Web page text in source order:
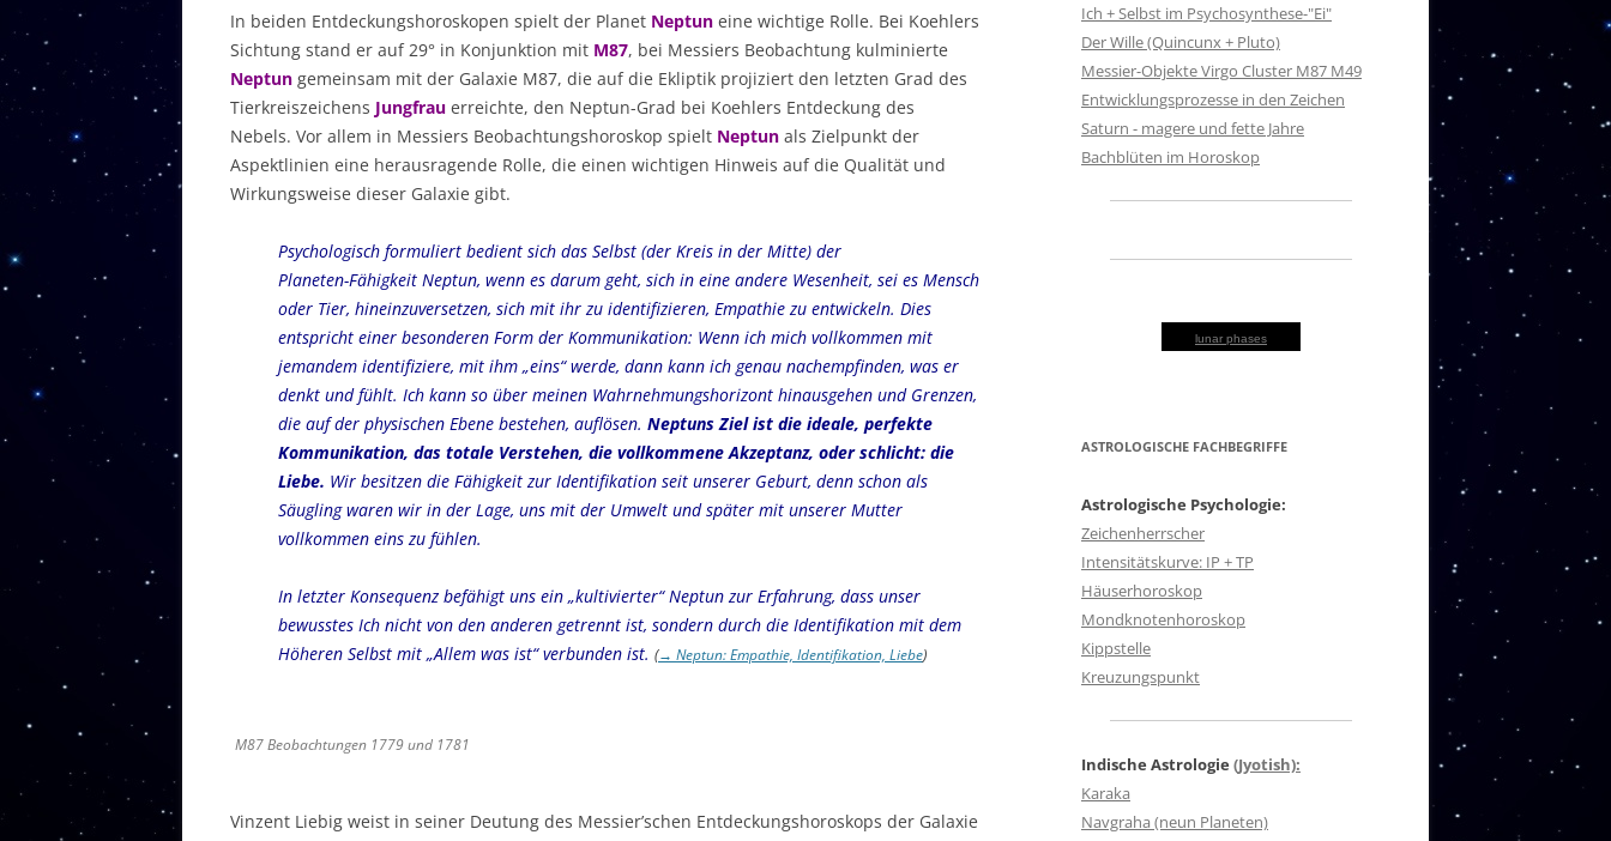
In beiden Entdeckungshoroskopen spielt der Planet Neptun eine wichtige Rolle. Bei Koehlers
Sichtung stand er auf 29° in Konjunktion mit M87, bei Messiers Beobachtung kulminierte
Neptun gemeinsam mit der Galaxie M87, die auf die Ekliptik projiziert den letzten Grad des
Tierkreiszeichens Jungfrau erreichte, den Neptun-Grad bei Koehlers Entdeckung des
Nebels. Vor allem in Messiers Beobachtungshoroskop spielt Neptun als Zielpunkt der
Aspektlinien eine herausragende Rolle, die einen wichtigen Hinweis auf die Qualität und
Wirkungsweise dieser Galaxie gibt.
Psychologisch formuliert bedient sich das Selbst (der Kreis in der Mitte) der
Planeten-Fähigkeit Neptun, wenn es darum geht, sich in eine andere Wesenheit, sei es Mensch
oder Tier, hineinzuversetzen, sich mit ihr zu identifizieren, Empathie zu entwickeln. Dies
entspricht einer besonderen Form der Kommunikation: Wenn ich mich vollkommen mit
jemandem identifiziere, mit ihm „eins“ werde, dann kann ich genau nachempfinden, was er
denkt und fühlt. Ich kann so über meinen Wahrnehmungshorizont hinausgehen und Grenzen,
die auf der physischen Ebene bestehen, auflösen. Neptuns Ziel ist die ideale, perfekte
Kommunikation, das totale Verstehen, die vollkommene Akzeptanz, oder schlicht: die
Liebe. Wir besitzen die Fähigkeit zur Identifikation seit unserer Geburt, denn schon als
Säugling waren wir in der Lage, uns mit der Umwelt und später mit unserer Mutter
vollkommen eins zu fühlen.
In letzter Konsequenz befähigt uns ein „kultivierter“ Neptun zur Erfahrung, dass unser
bewusstes Ich nicht von den anderen getrennt ist, sondern durch die Identifikation mit dem
Höheren Selbst mit „Allem was ist“ verbunden ist. (→ Neptun: Empathie, Identifikation, Liebe)
M87 Beobachtungen 1779 und 1781
Vinzent Liebig weist in seiner Deutung des Messier’schen Entdeckungshoroskops der Galaxie
Ich + Selbst im Psychosynthese-"Ei"
Der Wille (Quincunx + Pluto)
Messier-Objekte Virgo Cluster M87 M49
Entwicklungsprozesse in den Zeichen
Saturn - magere und fette Jahre
Bachblüten im Horoskop
lunar phases
ASTROLOGISCHE FACHBEGRIFFE
Astrologische Psychologie:
Zeichenherrscher
Intensitätskurve: IP + TP
Häuserhoroskop
Mondknotenhoroskop
Kippstelle
Kreuzungspunkt
Indische Astrologie (Jyotish):
Karaka
Navgraha (neun Planeten)